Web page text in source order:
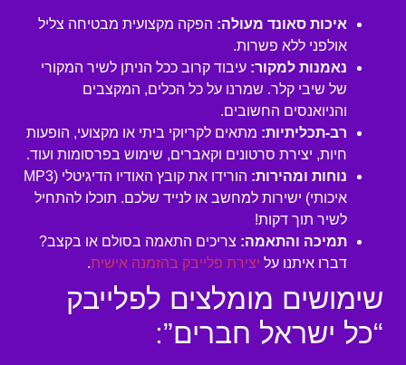
איכות סאונד מעולה: הפקה מקצועית מבטיחה צליל
אולפני ללא פשרות.
נאמנות למקור: עיבוד קרוב ככל הניתן לשיר המקורי
של שיבי קלר. שמרנו על כל הכלים, המקצבים
והניואנסים החשובים.
רב-תכליתיות: מתאים לקריוקי ביתי או מקצועי, הופעות
חיות, יצירת סרטונים וקאברים, שימוש בפרסומות ועוד.
נוחות ומהירות:
הורידו את קובץ האודיו הדיגיטלי (MP3
איכותי) ישירות למחשב או לנייד שלכם. תוכלו להתחיל
לשיר תוך דקות!
תמיכה והתאמה: צריכים התאמה בסולם או בקצב?
דברו איתנו על יצירת פלייבק בהזמנה אישית.
שימושים מומלצים לפלייבק
“כל ישראל חברים”: